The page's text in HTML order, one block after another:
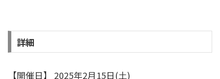
詳細
【開催日】 2025年2月15日(土)